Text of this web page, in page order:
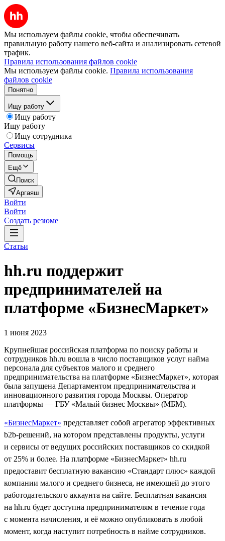
Мы используем файлы cookie, чтобы обеспечивать
правильную работу нашего веб-сайта и анализировать сетевой
трафик.
Правила использования файлов cookie
Мы используем файлы cookie. Правила использования
файлов cookie
Понятно
Ищу работу
Ищу работу
Ищу работу
Ищу сотрудника
Сервисы
Помощь
Ещё
Поиск
Аргаяш
Войти
Войти
Создать резюме
Статьи
hh.ru поддержит
предпринимателей на
платформе «БизнесМаркет»
1 июня 2023
Крупнейшая российская платформа по поиску работы и
сотрудников hh.ru вошла в число поставщиков услуг найма
персонала для субъектов малого и среднего
предпринимательства на платформе «БизнесМаркет», которая
была запущена Департаментом предпринимательства и
инновационного развития города Москвы. Оператор
платформы — ГБУ «Малый бизнес Москвы» (МБМ).
«БизнесМаркет» представляет собой агрегатор эффективных
b2b-решений, на котором представлены продукты, услуги
и сервисы от ведущих российских поставщиков со скидкой
от 25% и более. На платформе «БизнесМаркет» hh.ru
предоставит бесплатную вакансию «Стандарт плюс» каждой
компании малого и среднего бизнеса, не имеющей до этого
работодательского аккаунта на сайте. Бесплатная вакансия
на hh.ru будет доступна предпринимателям в течение года
с момента начисления, и её можно опубликовать в любой
момент, когда наступит потребность в найме сотрудников.